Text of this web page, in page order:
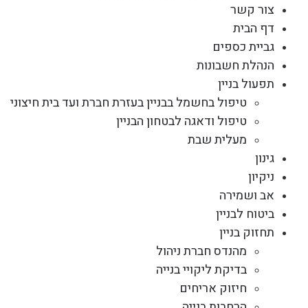
צור קשר
דף הבית
גביית כספים
הנהלת חשבונות
תפעול בניין
טיפול בחשמל בבניין בעזרת חברת ועד בית חיצוני
טיפול ודאגה לבטחון הבניין
מעלית שבת
גינון
ניקיון
אב ושמירה
ביטוח לבניין
תחזוק בניין
מהנדס חברת ניהול
בדיקת ליקויי בנייה
חיזוק אריחים